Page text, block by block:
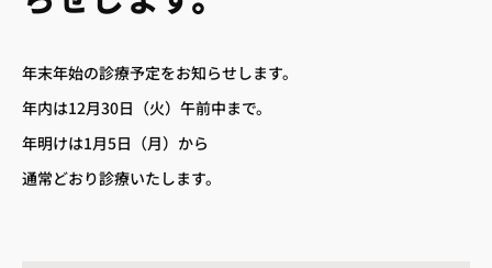
年末年始の診療予定をお知らせします。
年内は12月30日（火）午前中まで。
年明けは1月5日（月）から
通常どおり診療いたします。